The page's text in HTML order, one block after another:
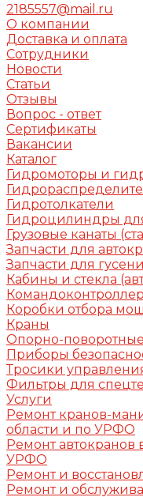
2185557@mail.ru
О компании
Доставка и оплата
Сотрудники
Новости
Статьи
Отзывы
Вопрос - ответ
Сертификаты
Вакансии
Каталог
Гидромоторы и
Гидротолкатели
Гидроцилиндры
Грузовые канаты
Запчасти для
Запчасти для
Кабины и стекла
Коробки отбора
Краны
Опорно-
Приборы
Тросики
Фильтры для
Услуги
Ремонт кранов-
области и по УРФО
Ремонт автокранов
УРФО
Ремонт и
Ремонт и